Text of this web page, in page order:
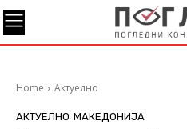
Home Актуелно
АКТУЕЛНО МАКЕДОНИЈА